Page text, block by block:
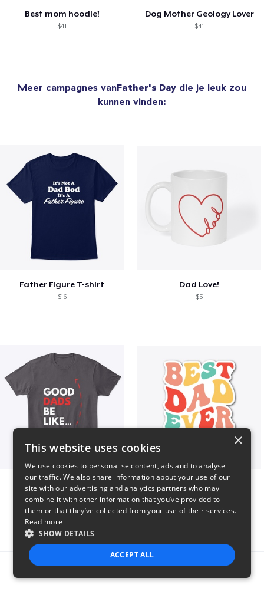
Best mom hoodie!
$41
Dog Mother Geology Lover
$41
Meer campagnes vanFather's Day die je leuk zou
kunnen vinden:
Father Figure T-shirt
$16
Dad Love!
$5
Good Dads Be Like...
$35
Best Dad Ever!
$5
×
This website uses cookies
We use cookies to personalise content, ads and to analyse
our traffic. We also share information about your use of our
site with our advertising and analytics partners who may
combine it with other information that you’ve provided to
them or that they’ve collected from your use of their services.
Read more
SHOW DETAILS
ACCEPT ALL
STRICTLY NECESSARY PERFORMANCE